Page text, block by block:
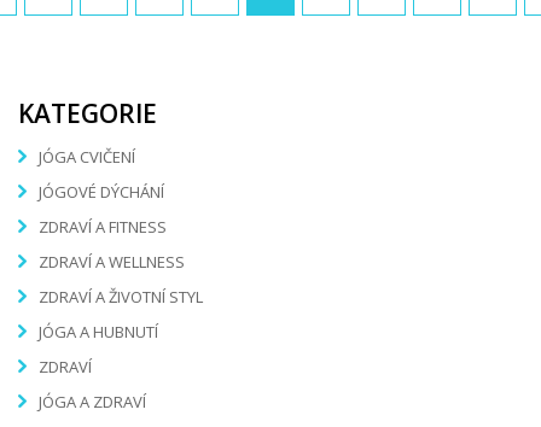
KATEGORIE
JÓGA CVIČENÍ
JÓGOVÉ DÝCHÁNÍ
ZDRAVÍ A FITNESS
ZDRAVÍ A WELLNESS
ZDRAVÍ A ŽIVOTNÍ STYL
JÓGA A HUBNUTÍ
ZDRAVÍ
JÓGA A ZDRAVÍ